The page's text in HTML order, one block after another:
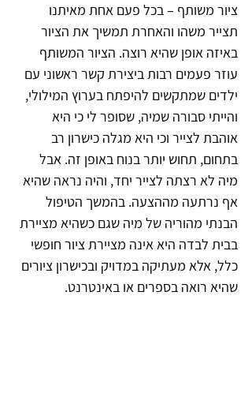
ציור משותף – בכל פעם אחת מאיתנו
תצייר משהו והאחרת תמשיך את הציור
באיזה אופן שהיא רוצה. הציור המשותף
עוזר פעמים רבות ביצירת קשר ראשוני עם
ילדים שמתקשים להיפתח בערוץ המילולי,
והייתי סבורה שמיה, שסופר לי כי היא
אוהבת לצייר וכי היא מגלה כישרון רב
בתחום, תחוש יותר בנוח באופן זה. אבל
מיה לא רצתה לצייר יחד, והיה נראה שהיא
אף נרתעה מההצעה. בהמשך הטיפול
הבנתי מהוריה של מיה שגם כשהיא מציירת
בבית לבדה היא אינה מציירת ציור חופשי
כלל, אלא מעתיקה במדויק ובכישרון ציורים
שהיא רואה בספרים או באינטרנט.